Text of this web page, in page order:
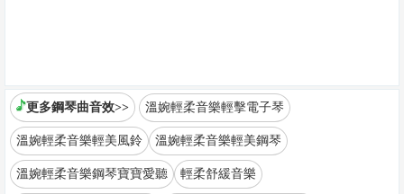
更多鋼琴曲音效>> 溫婉輕柔音樂輕擊電子琴
溫婉輕柔音樂輕美風鈴 溫婉輕柔音樂輕美鋼琴
溫婉輕柔音樂鋼琴寶寶愛聽 輕柔舒緩音樂